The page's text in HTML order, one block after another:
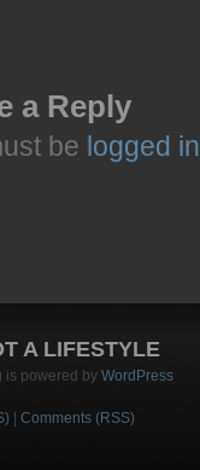
a Reply
be logged in
A LIFESTYLE
is powered by WordPress
Comments (RSS)